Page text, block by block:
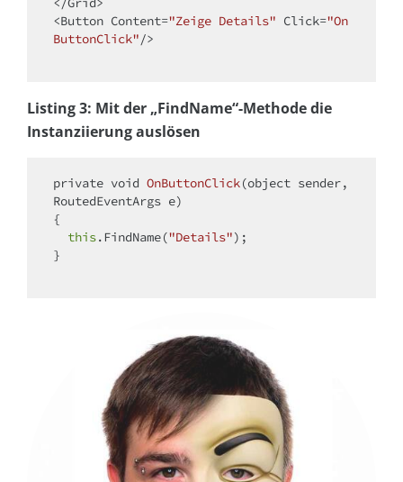
<Button Content="Zeige Details" Click="On
ButtonClick"/>
Listing 3: Mit der „FindName“-Methode die
Instanziierung auslösen
private void OnButtonClick(object sender,
RoutedEventArgs e)
{
this.FindName("Details");
}